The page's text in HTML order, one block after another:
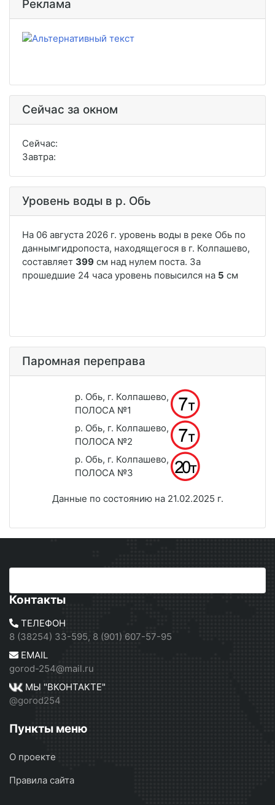
Реклама
Сейчас за окном
Сейчас:
Завтра:
Уровень воды в р. Обь
Паромная переправа
р. Обь, г. Колпашево,
ПОЛОСА №1
р. Обь, г. Колпашево,
ПОЛОСА №2
р. Обь, г. Колпашево,
ПОЛОСА №3
Данные по состоянию на 21.02.2025 г.
Контакты
ТЕЛЕФОН
8 (38254) 33-595, 8 (901) 607-57-95
EMAIL
gorod-254@mail.ru
МЫ "ВКОНТАКТЕ"
@gorod254
Пункты меню
О проекте
Правила сайта